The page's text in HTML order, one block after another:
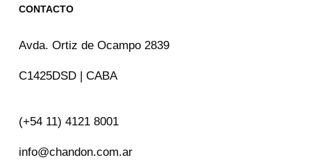
CONTACTO
Avda. Ortiz de Ocampo 2839
C1425DSD | CABA
(+54 11) 4121 8001
info@chandon.com.ar